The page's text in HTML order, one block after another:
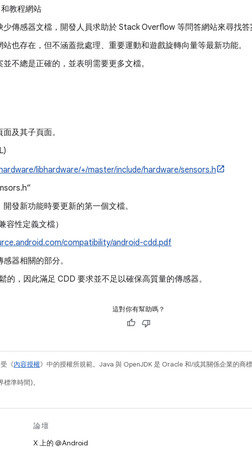
教程網站
少傳感器文檔，開發人員求助於 Stack Overflow 等問答網站來尋找答
站也存在，但不涵蓋批處理、重要運動和遊戲旋轉向量等最新功能。
不總是正確的，並表明需要更多文檔。
面及其子頁面。
libhardware/+/master/include/hardware/sensors.h
發新功能時要更新的第一個文檔。
容性定義文檔）
compatibility/android-cdd.pdf
器相關的部分。
的，因此滿足 CDD 要求並不足以確保高質量的傳感器。
這對你有幫助嗎？
《內容授權》中的授權所規範。Java 與 OpenJDK 是 Oracle 和/或其關係企業的商
準時間)。
論壇
X 上的 @Android